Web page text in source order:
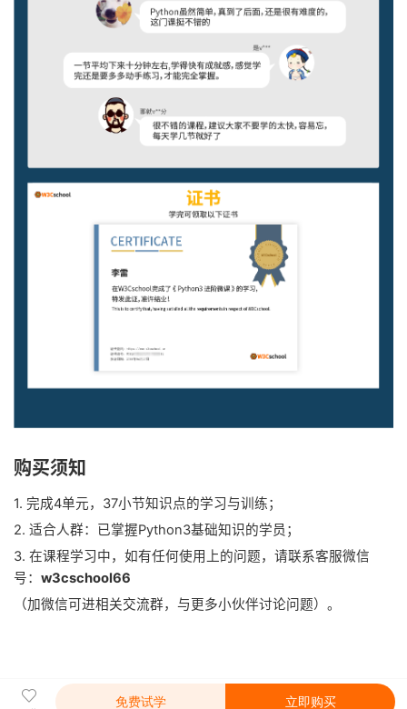
购买须知
1. 完成4单元，37小节知识点的学习与训练；
2. 适合人群：已掌握Python3基础知识的学员；
3. 在课程学习中，如有任何使用上的问题，请联系客服微信
号： w3cschool66
（加微信可进相关交流群，与更多小伙伴讨论问题）。
免费试学 立即购买